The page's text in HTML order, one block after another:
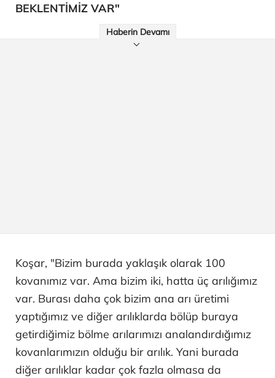
BEKLENTİMİZ VAR"
Haberin Devamı
Koşar, "Bizim burada yaklaşık olarak 100
kovanımız var. Ama bizim iki, hatta üç arılığımız
var. Burası daha çok bizim ana arı üretimi
yaptığımız ve diğer arılıklarda bölüp buraya
getirdiğimiz bölme arılarımızı analandırdığımız
kovanlarımızın olduğu bir arılık. Yani burada
diğer arılıklar kadar çok fazla olmasa da